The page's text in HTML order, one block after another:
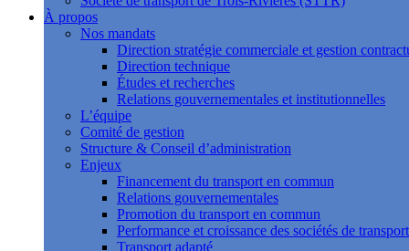
À propos
Nos mandats
Direction stratégie commerciale et gestion
Direction technique
Études et recherches
Relations gouvernementales et institutionnelles
L’équipe
Comité de gestion
Structure & Conseil d’administration
Enjeux
Financement du transport en commun
Relations gouvernementales
Promotion du transport en commun
Performance et croissance des sociétés de transport
Transport adapté